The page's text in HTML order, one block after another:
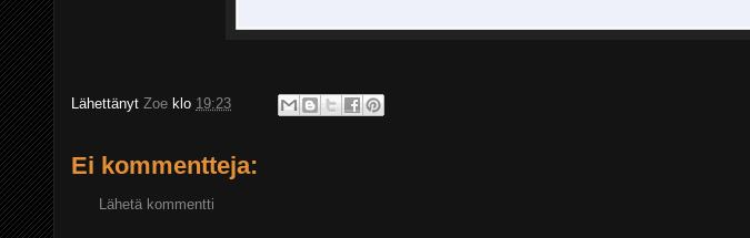
Lähettänyt Zoe klo 19:23
Ei kommentteja:
Lähetä kommentti